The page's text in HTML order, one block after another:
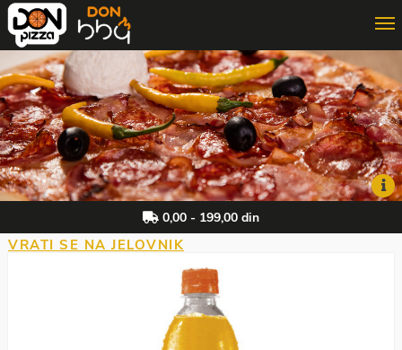
ONLINE PORUČIVANJE
3D PORUČIVANJE
DON MAJSTOR
0,00 - 199,00 din
VRATI SE NA JELOVNIK